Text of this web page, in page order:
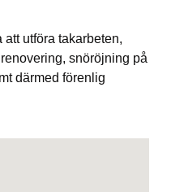
utföra takarbeten,
snöröjning på
därmed förenlig